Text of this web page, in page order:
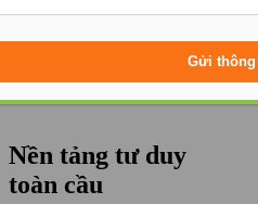
tại WISDOMLAND
Tiêu chuẩn Giáo dục
chương trình Tú tài Quốc tế IB
Nền tảng tư duy
toàn cầu
Gửi